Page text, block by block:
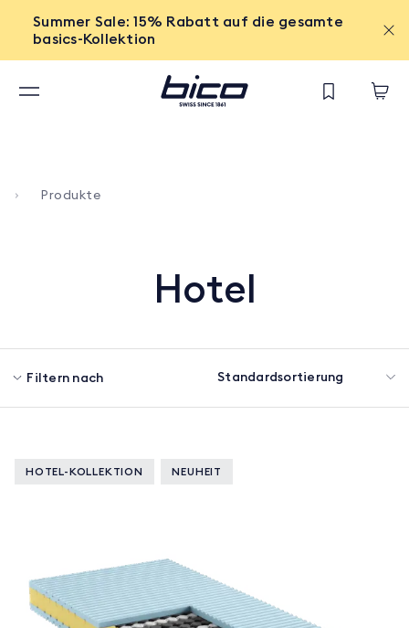
Summer Sale: 15% Rabatt auf die gesamte
basics-Kollektion
Produkte
Hotel
Filtern nach
HOTEL-KOLLEKTION NEUHEIT